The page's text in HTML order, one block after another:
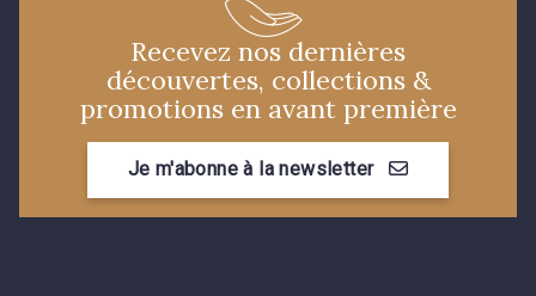
Recevez nos dernières
découvertes, collections &
promotions en avant première
Je m'abonne à la newsletter